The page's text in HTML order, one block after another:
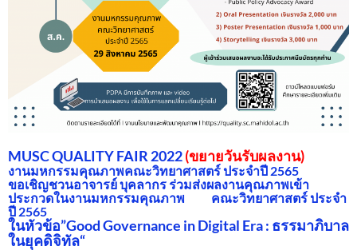
MUSC QUALITY FAIR 2022(ขยายวันรับผลงาน)
งานมหกรรมคุณภาพคณะวิทยาศาสตร์ ประจำปี 2565
ขอเชิญชวนอาจารย์ บุคลากร ร่วมส่งผลงานคุณภาพเข้า
ประกวดในงานมหกรรมคุณภาพ คณะวิทยาศาสตร์ ประจำ
ปี 2565
ในหัวข้อ”Good Governance in Digital Era : ธรรมาภิบาล
ในยุคดิจิทัล“